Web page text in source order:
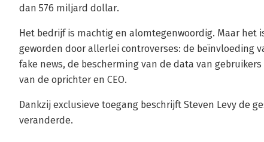
dan 576 miljard dollar.
Het bedrijf is machtig en alomtegenwoordig. Maar het
geworden door allerlei controverses: de beïnvloeding
fake news, de bescherming van de data van
van de oprichter en CEO.
Dankzij exclusieve toegang beschrijft Steven Levy de
veranderde.